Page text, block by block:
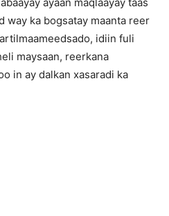
way ka bogsatay maanta reer
idiin fuli
maysaan, reerkana
in ay dalkan xasaradi ka